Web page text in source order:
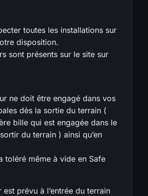
toutes les installations sur
disposition.
sont présents sur le site sur
ne doit être engagé dans vos
dès la sortie du terrain (
bille qui est engagée dans le
du terrain ) ainsi qu’en
toléré même à vide en Safe
prévu à l’entrée du terrain